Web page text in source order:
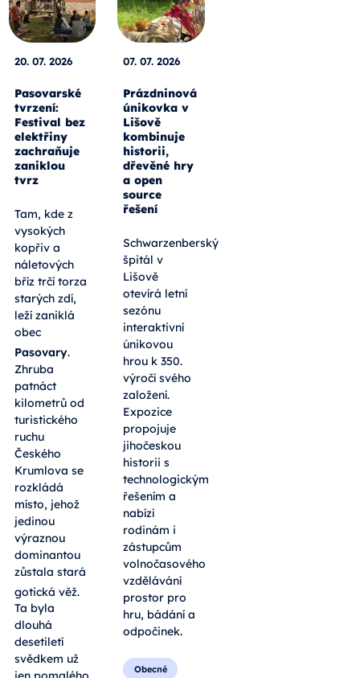
20. 07. 2026
Pasovarské
tvrzení:
Festival bez
elektřiny
zachraňuje
zaniklou
tvrz
Tam, kde z
vysokých
kopřiv a
náletových
bříz trčí torza
starých zdí,
leží zaniklá
obec
Pasovary.
Zhruba
patnáct
kilometrů od
turistického
ruchu
Českého
Krumlova se
rozkládá
místo, jehož
jedinou
výraznou
dominantou
zůstala stará
gotická věž.
Ta byla
dlouhá
desetiletí
svědkem už
07. 07. 2026
Prázdninová
únikovka v
Lišově
kombinuje
historii,
dřevěné hry
a open
source
řešení
Schwarzenberský
špitál v
Lišově
otevírá letní
sezónu
interaktivní
únikovou
hrou k 350.
výročí svého
založení.
Expozice
propojuje
jihočeskou
historii s
technologickým
řešením a
nabízí
rodinám i
zástupcům
volnočasového
vzdělávání
prostor pro
hru, bádání a
odpočinek.
Obecné